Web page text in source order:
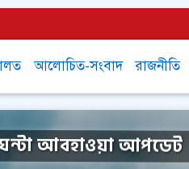
আলোচিত-সংবাদ রাজনীতি
আবহাওয়া আপডেট